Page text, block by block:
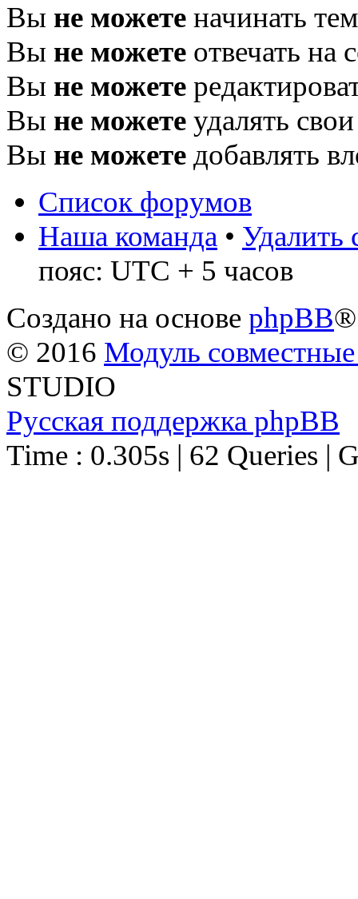
Вы не можете начинать
Вы не можете отвечать на
Вы не можете
Вы не можете удалять
Вы не можете добавлять
Список форумов
Наша команда • Удалить
пояс: UTC + 5 часов
Создано на основе phpBB®
© 2016 Модуль
STUDIO
Русская поддержка phpBB
Time : 0.305s | 62 Queries |